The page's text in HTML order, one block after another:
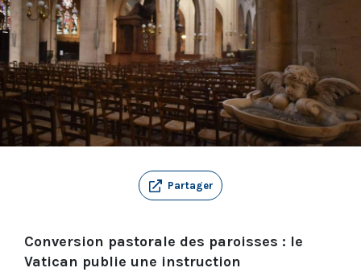
Partager
Conversion pastorale des paroisses : le
Vatican publie une instruction